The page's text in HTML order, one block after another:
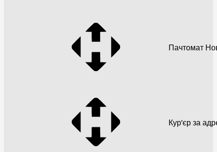
Пачтомат
Кур'єр за